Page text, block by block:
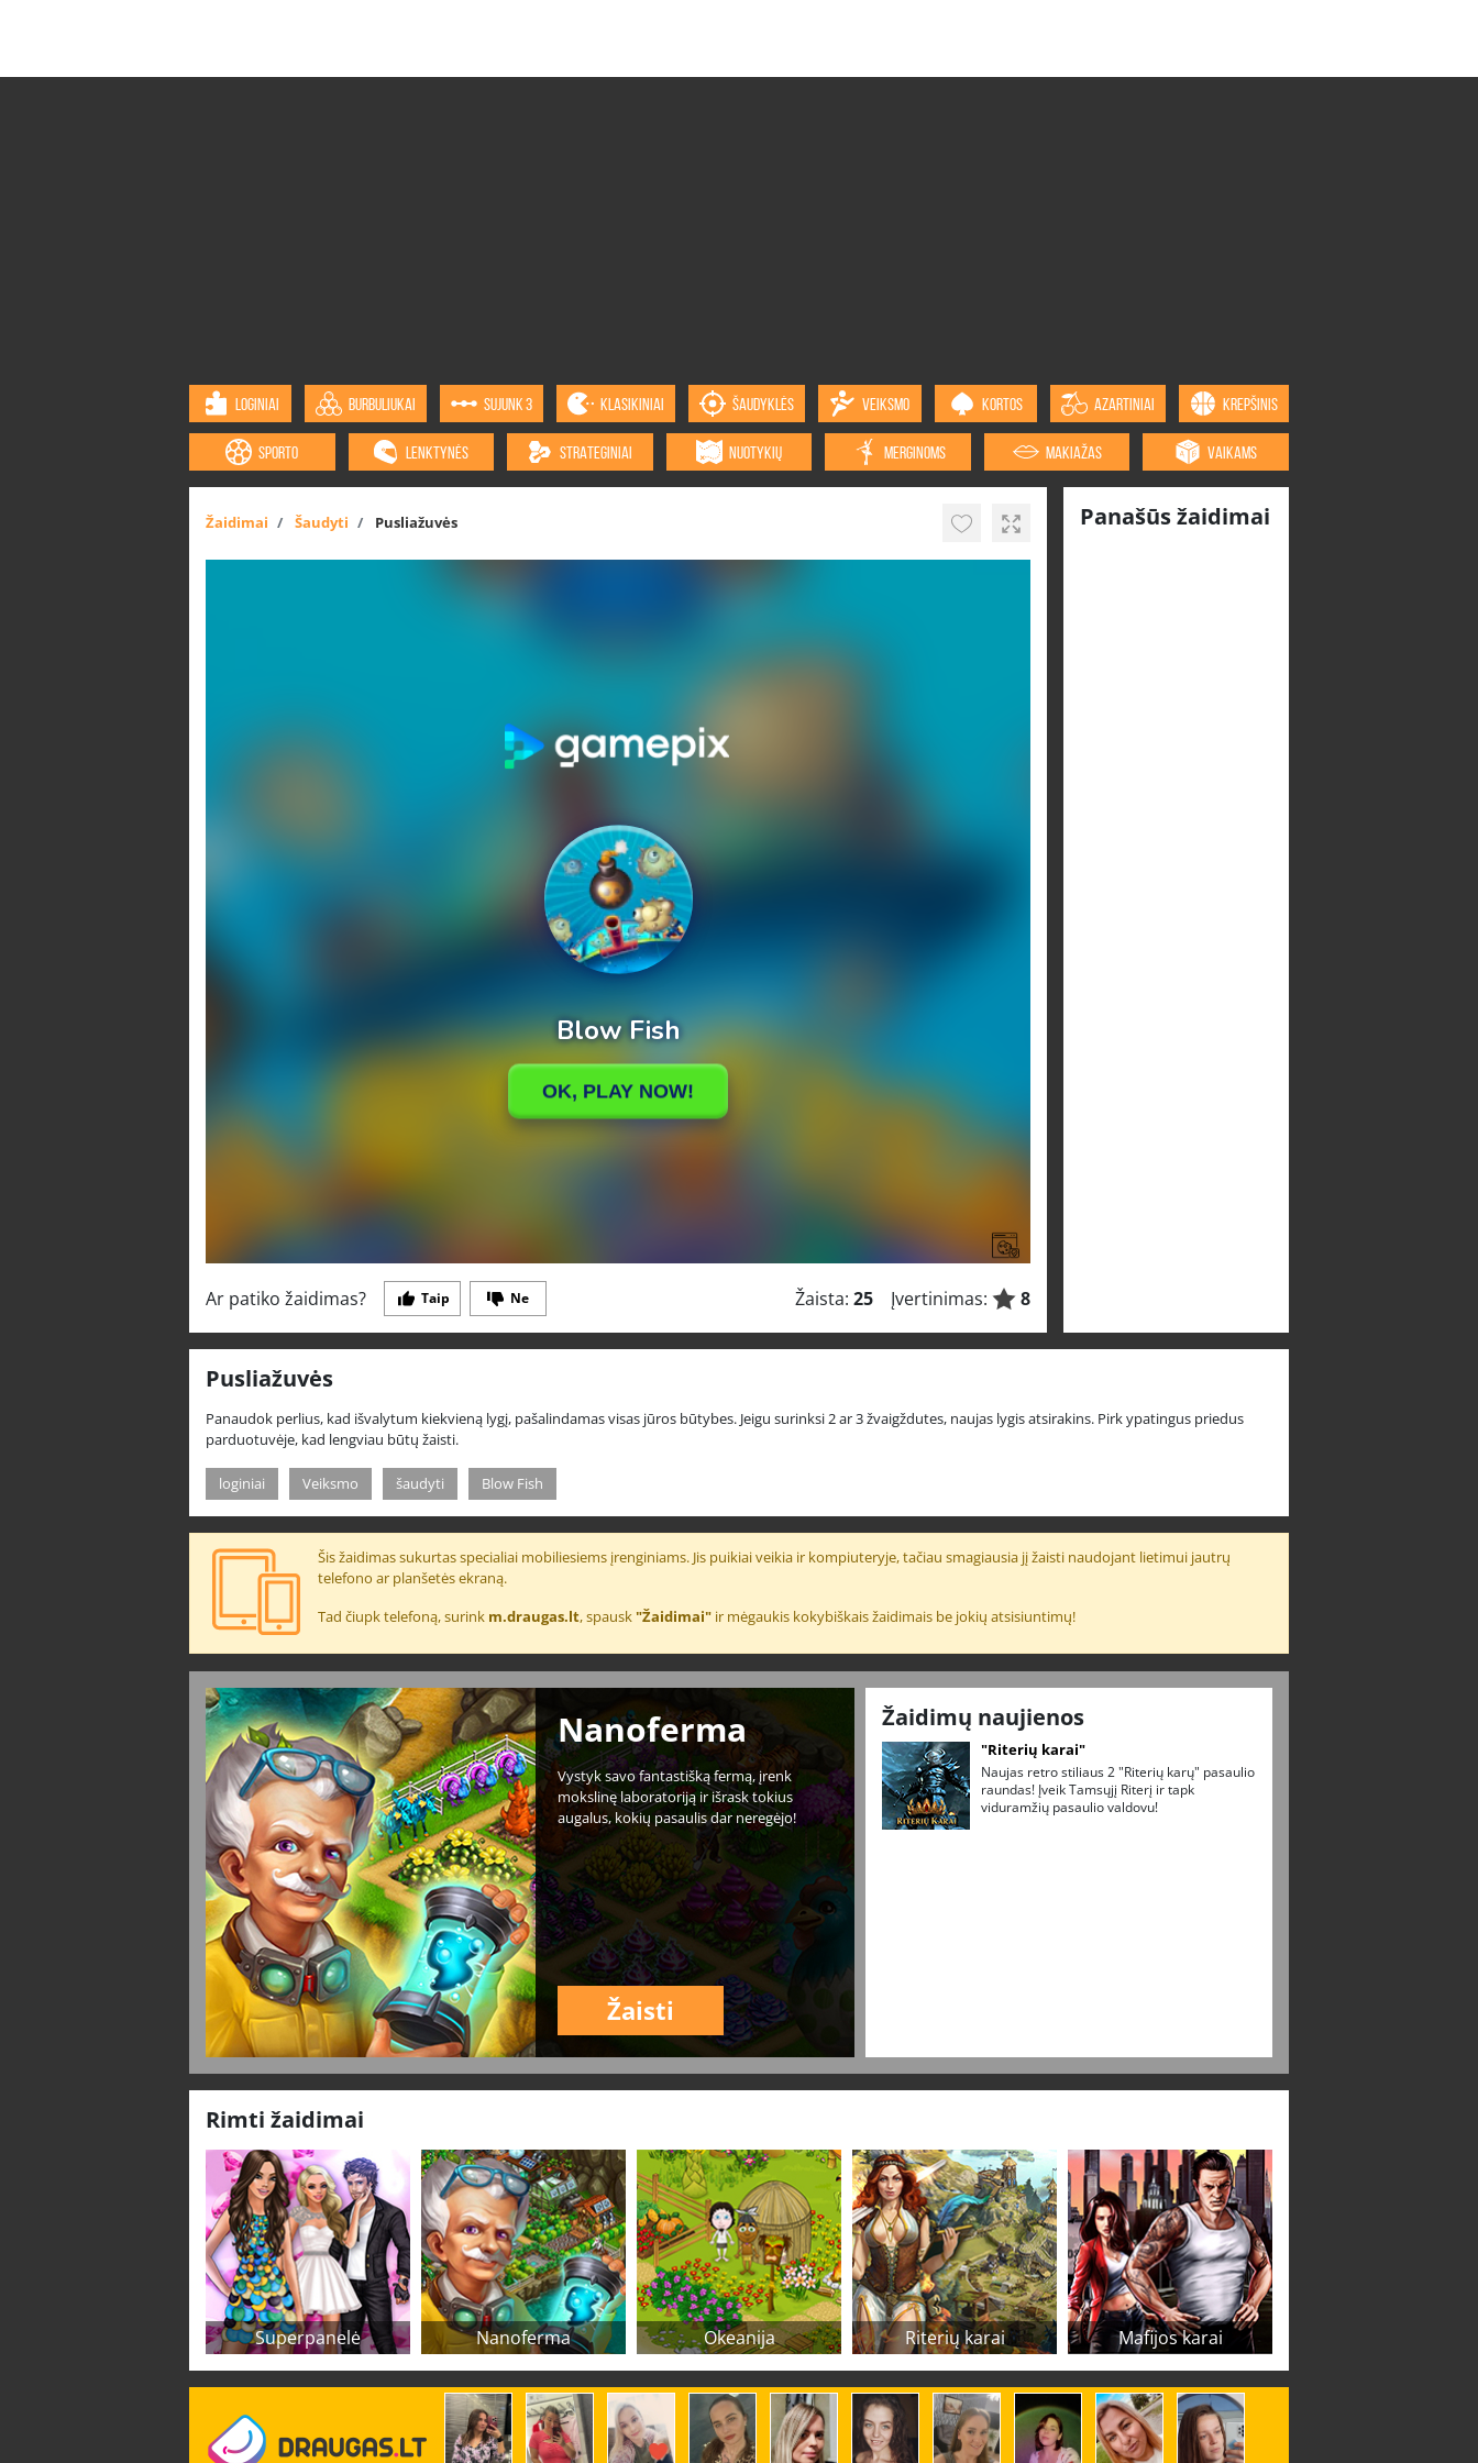
LOGINIAI BURBULIUKAI SUJUNK 3 KLASIKINIAI ŠAUDYKLĖS VEIKSMO KORTOS AZARTINIAI KREPŠINIS
SPORTO LENKTYNĖS STRATEGINIAI NUOTYKIŲ MERGINOMS MAKIAŽAS VAIKAMS
Žaidimai Šaudyti Pusliažuvės
Ar patiko žaidimas? Taip Ne Žaista: 25 Įvertinimas: 8
Panašūs žaidimai
Pusliažuvės
Panaudok perlius, kad išvalytum kiekvieną lygį, pašalindamas visas jūros būtybes. Jeigu surinksi 2 ar 3 žvaigždutes, naujas lygis atsirakins. Pirk ypatingus priedus
parduotuvėje, kad lengviau būtų žaisti.
loginiai Veiksmo šaudyti Blow Fish
Šis žaidimas sukurtas specialiai mobiliesiems įrenginiams. Jis puikiai veikia ir kompiuteryje, tačiau smagiausia jį žaisti naudojant lietimui jautrų
telefono ar planšetės ekraną.
Tad čiupk telefoną, surink m.draugas.lt, spausk"Žaidimai" ir mėgaukis kokybiškais žaidimais be jokių atsisiuntimų!
Nanoferma
Vystyk savo fantastišką fermą, įrenk
mokslinę laboratoriją ir išrask tokius
augalus, kokių pasaulis dar neregėjo!
Žaisti
Žaidimų naujienos
"Riterių karai"
Naujas retro stiliaus 2 "Riterių karų" pasaulio
raundas! Įveik Tamsųjį Riterį ir tapk
viduramžių pasaulio valdovu!
Rimti žaidimai
Superpanelė Nanoferma Okeanija Riterių karai Mafijos karai